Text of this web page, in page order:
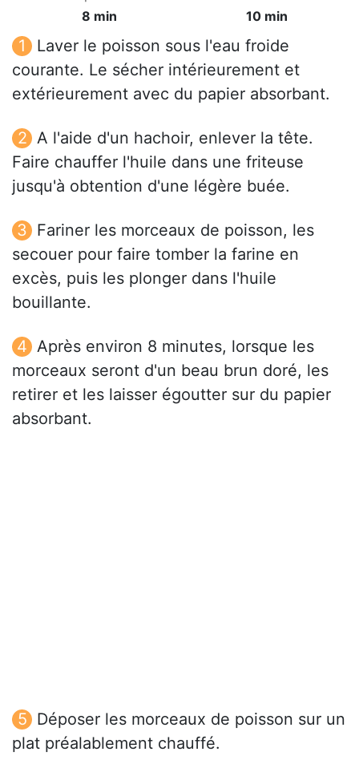
8 min
10 min
Laver le poisson sous l'eau froide
courante. Le sécher intérieurement et
extérieurement avec du papier absorbant.
A l'aide d'un hachoir, enlever la tête.
Faire chauffer l'huile dans une friteuse
jusqu'à obtention d'une légère buée.
Fariner les morceaux de poisson, les
secouer pour faire tomber la farine en
excès, puis les plonger dans l'huile
bouillante.
Après environ 8 minutes, lorsque les
morceaux seront d'un beau brun doré, les
retirer et les laisser égoutter sur du papier
absorbant.
Déposer les morceaux de poisson sur un
plat préalablement chauffé.